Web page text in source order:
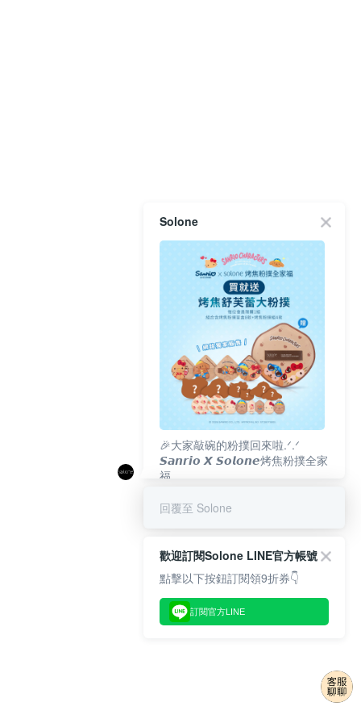
Solone
🎉大家敲碗的粉撲回來啦.ᐟ‪‪.ᐟ
𝙎𝙖𝙣𝙧𝙞𝙤 𝙓 𝙎𝙤𝙡𝙤𝙣𝙚烤焦粉撲全家
福
回覆至 Solone
歡迎訂閱Solone LINE官方帳號
點擊以下按鈕訂閱領9折券👇
訂閱官方LINE